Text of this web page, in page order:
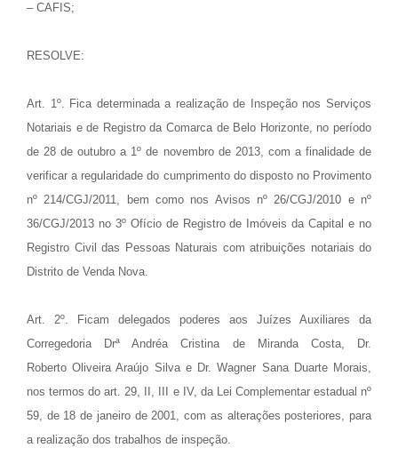
– CAFIS;
RESOLVE:
Art. 1º. Fica determinada a realização de Inspeção nos Serviços
Notariais e de Registro da Comarca de Belo Horizonte, no período
de 28 de outubro a 1º de novembro de 2013, com a finalidade de
verificar a regularidade do cumprimento do disposto no Provimento
nº 214/CGJ/2011, bem como nos Avisos nº 26/CGJ/2010 e nº
36/CGJ/2013 no 3º Ofício de Registro de Imóveisda Capital e no
Registro Civil das Pessoas Naturais com atribuições notariais do
Distrito de Venda Nova.
Art. 2º. Ficam delegados poderes aos Juízes Auxiliares da
Corregedoria Drª Andréa Cristina de Miranda Costa, Dr.
RobertoOliveira Araújo Silva e Dr. Wagner Sana Duarte Morais,
nos termos do art. 29, II, III e IV, da Lei Complementar estadual nº
59, de 18 de janeiro de 2001, com as alterações posteriores, para
a realização dos trabalhos de inspeção.